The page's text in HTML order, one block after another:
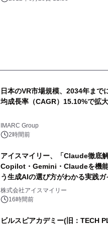
日本のVR市場規模、2034年ま
均成長率（CAGR）15.10%で拡大
IMARC Group
2時間前
アイスマイリー、「Claude徹底
Copilot・Gemini・Claudeを機
う生成AIの選び方がわかる実践ガ
株式会社アイスマイリー
16時間前
ビルスピアカデミー(旧：